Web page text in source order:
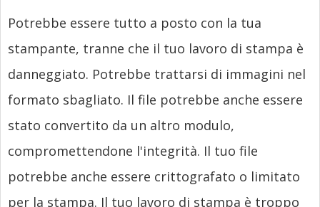
Potrebbe essere tutto a posto con la tua
stampante, tranne che il tuo lavoro di stampa è
danneggiato. Potrebbe trattarsi di immagini nel
formato sbagliato. Il file potrebbe anche essere
stato convertito da un altro modulo,
compromettendone l'integrità. Il tuo file
potrebbe anche essere crittografato o limitato
per la stampa. Il tuo lavoro di stampa è troppo